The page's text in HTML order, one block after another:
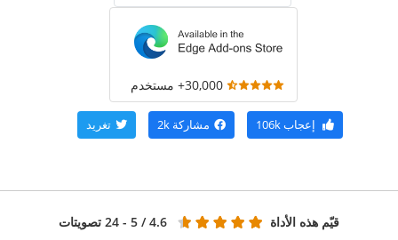
30,000+ مستخدم
إعجاب106k مشاركة 2k تغريد
قيّم هذه الأداة 4.6 / 5 - 24 تصويتات